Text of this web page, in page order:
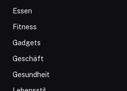
Essen
Fitness
Gadgets
Geschäft
Gesundheit